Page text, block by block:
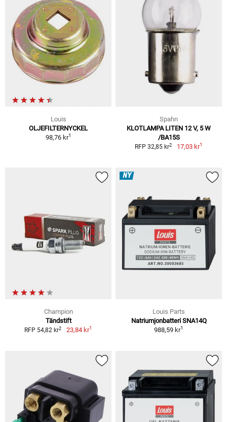
Louis
OLJEFILTERNYCKEL
98,76 kr1
Spahn
KLOTLAMPA LITEN 12 V, 5 W
/BA15S
RFP 32,85 kr2 17,03 kr1
Champion
Tändstift
RFP 54,82 kr2 23,84 kr1
NY
Louis Parts
Natriumjonbatteri SNA14Q
988,59 kr1